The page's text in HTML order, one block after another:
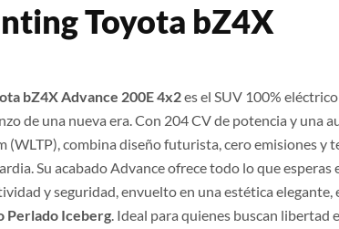
Toyota bZ4X
bZ4X Advance 200E 4x2es el SUV 100%
de una nueva era. Con 204 CV de potencia y una
(WLTP), combina diseño futurista, cero emisiones y
Su acabado Advance ofrece todo lo que esperas
y seguridad, envuelto en una estética elegante,
Perlado Iceberg. Ideal para quienes buscan libertad